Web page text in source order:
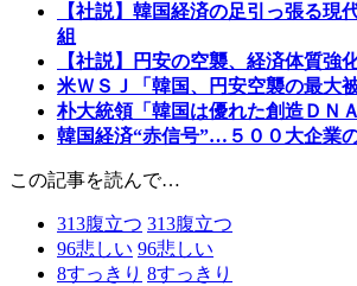
【社説】韓国経済の足引っ張る現
組
【社説】円安の空襲、経済体質強
米ＷＳＪ「韓国、円安空襲の最大被
朴大統領「韓国は優れた創造ＤＮ
韓国経済“赤信号”…５００大企業
この記事を読んで…
313腹立つ 313腹立つ
96悲しい 96悲しい
8すっきり 8すっきり